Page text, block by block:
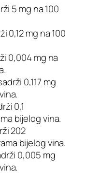
5 mg na 100
0,12 mg na 100
0,004 mg na
0,117 mg
0,1
bijelog vina.
202
bijelog vina.
0,005 mg